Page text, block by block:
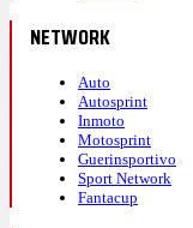
NETWORK
Auto
Autosprint
Inmoto
Motosprint
Guerinsportivo
Sport Network
Fantacup